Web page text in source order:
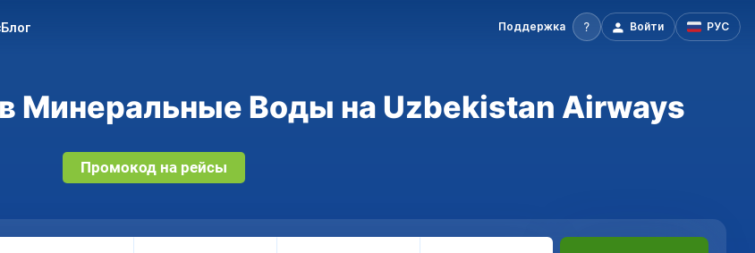
Блог Поддержка Войти РУС
Минеральные Воды на Uzbekistan Airways
Промокод на рейсы